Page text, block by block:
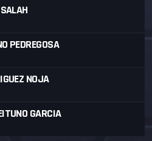
PEDREGOSA
NOJA
GARCIA